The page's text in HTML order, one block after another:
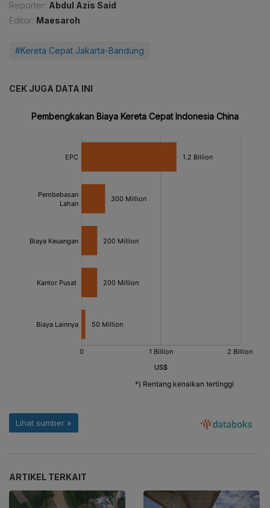
Reporter: Abdul Azis Said
Editor: Maesaroh
#Kereta Cepat Jakarta-Bandung
CEK JUGA DATA INI
ARTIKEL TERKAIT